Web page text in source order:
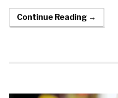
Continue Reading →